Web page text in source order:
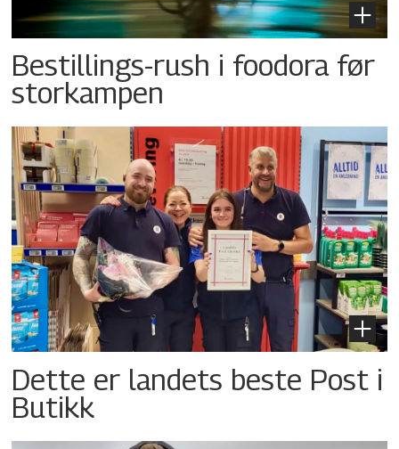
Bestillings-rush i foodora før
storkampen
Dette er landets beste Post i
Butikk